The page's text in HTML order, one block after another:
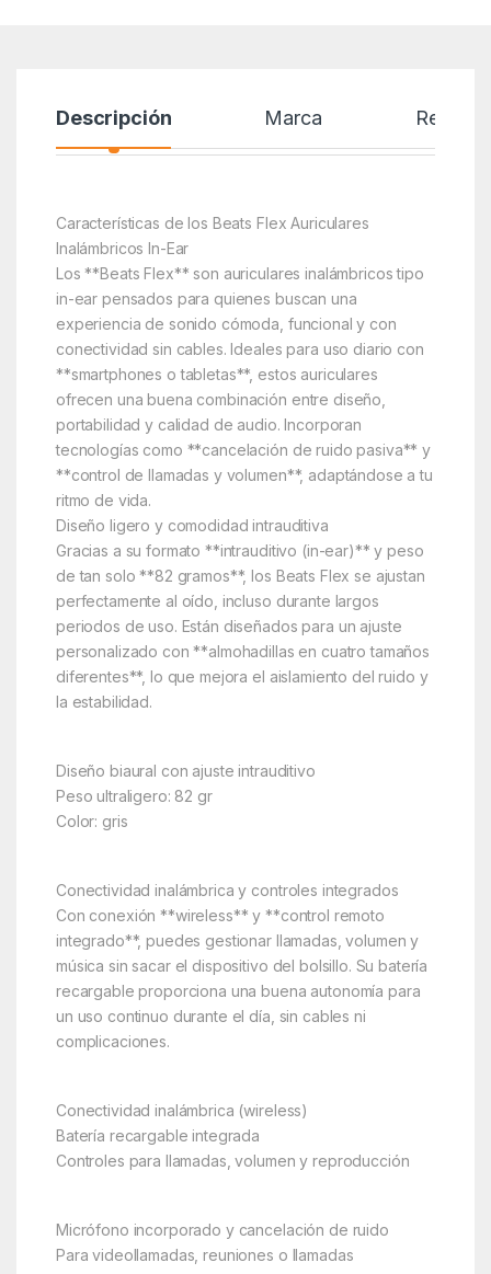
Descripción Marca Reseñas
Características de los Beats Flex Auriculares
Inalámbricos In-Ear
Los **Beats Flex** son auriculares inalámbricos tipo
in-ear pensados para quienes buscan una
experiencia de sonido cómoda, funcional y con
conectividad sin cables. Ideales para uso diario con
**smartphones o tabletas**, estos auriculares
ofrecen una buena combinación entre diseño,
portabilidad y calidad de audio. Incorporan
tecnologías como **cancelación de ruido pasiva** y
**control de llamadas y volumen**, adaptándose a tu
ritmo de vida.
Diseño ligero y comodidad intrauditiva
Gracias a su formato **intrauditivo (in-ear)** y peso
de tan solo **82 gramos**, los Beats Flex se ajustan
perfectamente al oído, incluso durante largos
periodos de uso. Están diseñados para un ajuste
personalizado con **almohadillas en cuatro tamaños
diferentes**, lo que mejora el aislamiento del ruido y
la estabilidad.
Diseño biaural con ajuste intrauditivo
Peso ultraligero: 82 gr
Color: gris
Conectividad inalámbrica y controles integrados
Con conexión **wireless** y **control remoto
integrado**, puedes gestionar llamadas, volumen y
música sin sacar el dispositivo del bolsillo. Su batería
recargable proporciona una buena autonomía para
un uso continuo durante el día, sin cables ni
complicaciones.
Conectividad inalámbrica (wireless)
Batería recargable integrada
Controles para llamadas, volumen y reproducción
Micrófono incorporado y cancelación de ruido
Para videollamadas, reuniones o llamadas